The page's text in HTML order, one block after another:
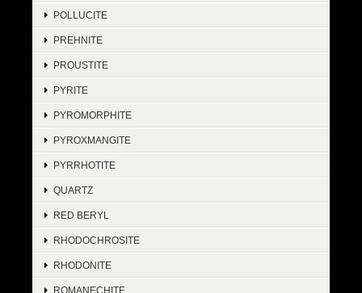
POLLUCITE
PREHNITE
PROUSTITE
PYRITE
PYROMORPHITE
PYROXMANGITE
PYRRHOTITE
QUARTZ
RED BERYL
RHODOCHROSITE
RHODONITE
ROMANECHITE